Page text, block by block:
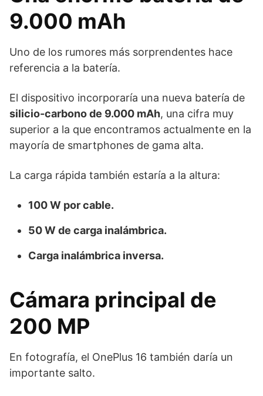
9.000 mAh
Uno de los rumores más sorprendentes hace
referencia a la batería.
El dispositivo incorporaría una nueva batería de
silicio-carbono de 9.000 mAh, una cifra muy
superior a la que encontramos actualmente en la
mayoría de smartphones de gama alta.
La carga rápida también estaría a la altura:
100 W por cable.
50 W de carga inalámbrica.
Carga inalámbrica inversa.
Cámara principal de
200 MP
En fotografía, el OnePlus 16 también daría un
importante salto.